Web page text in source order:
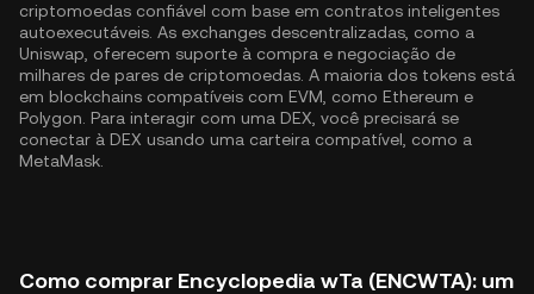
criptomoedas confiável com base em contratos inteligentes
autoexecutáveis. As exchanges descentralizadas, como a
Uniswap, oferecem suporte à compra e negociação de
milhares de pares de criptomoedas. A maioria dos tokens está
em blockchains compatíveis com EVM, como Ethereum e
Polygon . Para interagir com uma DEX, você precisará se
conectar à DEX usando uma carteira compatível, como a
MetaMask.
Como comprar Encyclopedia wTa (ENCWTA): um